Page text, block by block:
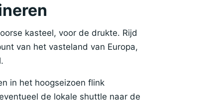
kasteel, voor de drukte. Rijd
van het vasteland van Europa,
in het hoogseizoen flink
de lokale shuttle naar de